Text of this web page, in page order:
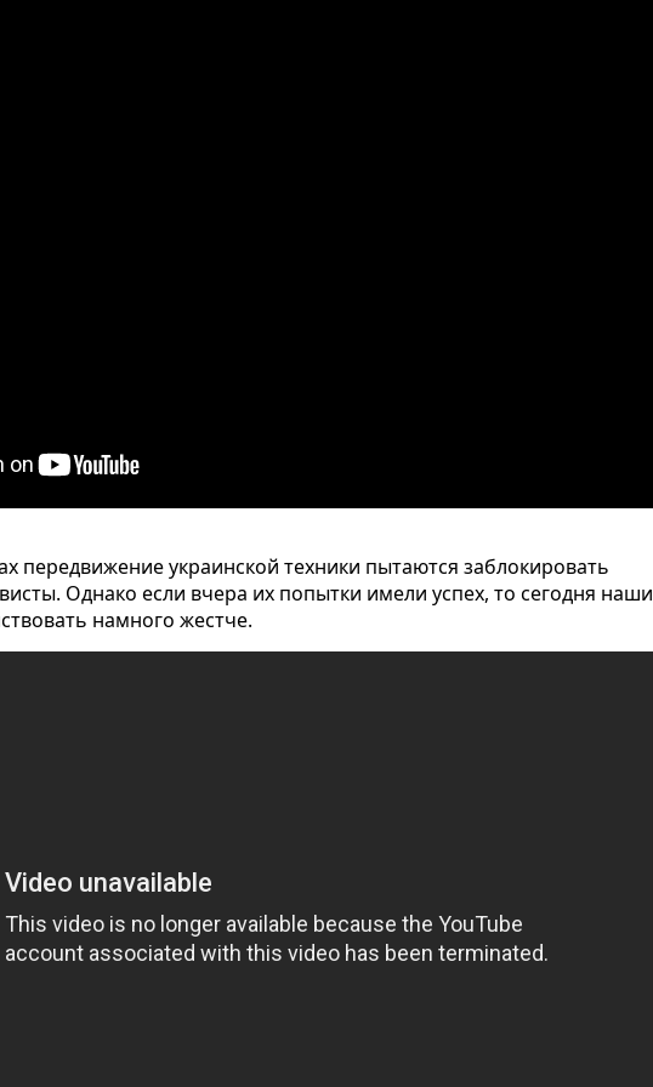
передвижение украинской техники пытаются заблокировать
Однако если вчера их попытки имели успех, то сегодня наши
намного жестче.